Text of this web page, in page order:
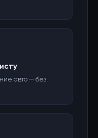
авто — без